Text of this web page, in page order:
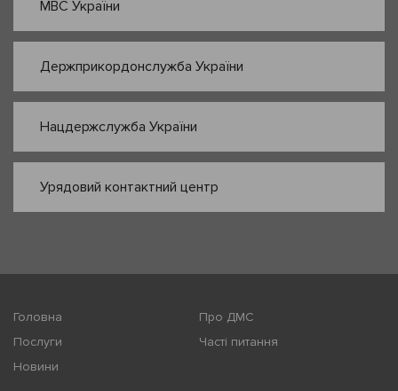
МВС України
Держприкордонслужба України
Нацдержслужба України
Урядовий контактний центр
Головна
Про ДМС
Послуги
Часті питання
Новини